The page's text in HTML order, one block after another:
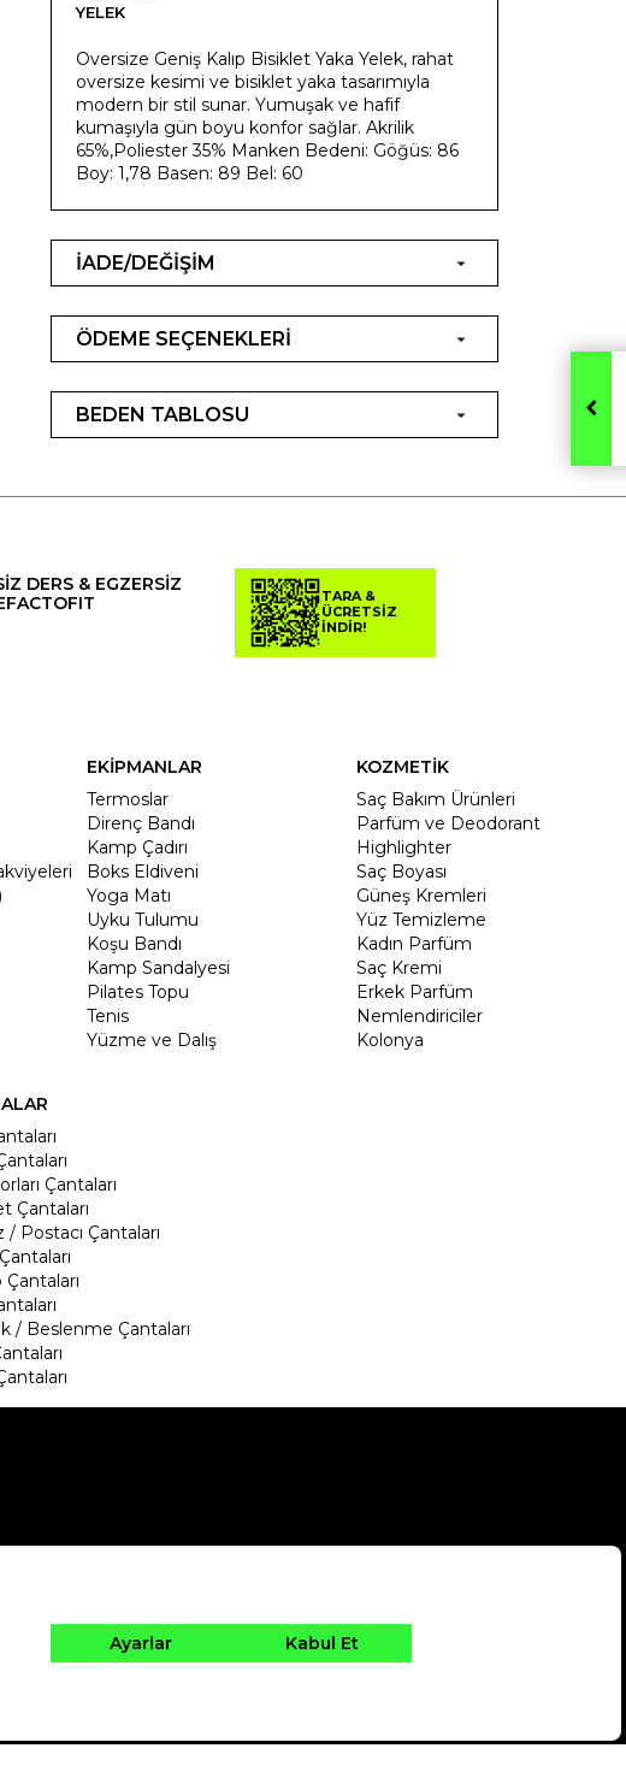
YELEK
Oversize Geniş Kalıp Bisiklet Yaka Yelek, rahat
oversize kesimi ve bisiklet yaka tasarımıyla
modern bir stil sunar. Yumuşak ve hafif
kumaşıyla gün boyu konfor sağlar. Akrilik
65%,Poliester 35% Manken Bedeni: Göğüs: 86
Boy: 1,78 Basen: 89 Bel: 60
İADE/DEĞİŞİM
ÖDEME SEÇENEKLERİ
BEDEN TABLOSU
DERS & EGZERSİZ
TARA &
ÜCRETSİZ
İNDİR!
EKİPMANLAR
Termoslar
Direnç Bandı
Kamp Çadırı
Boks Eldiveni
Yoga Matı
Uyku Tulumu
Koşu Bandı
Kamp Sandalyesi
Pilates Topu
Tenis
Yüzme ve Dalış
KOZMETİK
Saç Bakım Ürünleri
Parfüm ve Deodorant
Highlighter
Saç Boyası
Güneş Kremleri
Yüz Temizleme
Kadın Parfüm
Saç Kremi
Erkek Parfüm
Nemlendiriciler
Kolonya
Çantaları
Çantaları
/ Postacı Çantaları
/ Beslenme Çantaları